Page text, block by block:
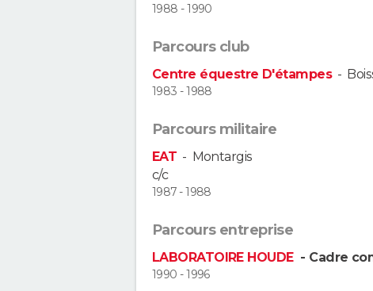
1988 - 1990
Parcours club
Centre équestre D'étampes-
1983 - 1988
Parcours militaire
EAT - Montargis
c/c
1987 - 1988
Parcours entreprise
LABORATOIRE HOUDE - Cadre
1990 - 1996